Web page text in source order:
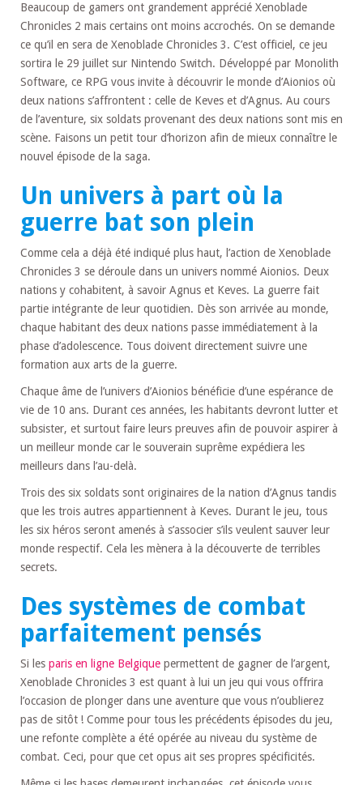
Beaucoup de gamers ont grandement apprécié Xenoblade
Chronicles 2 mais certains ont moins accrochés. On se demande
ce qu’il en sera de Xenoblade Chronicles 3. C’est officiel, ce jeu
sortira le 29 juillet sur Nintendo Switch. Développé par Monolith
Software, ce RPG vous invite à découvrir le monde d’Aionios où
deux nations s’affrontent : celle de Keves et d’Agnus. Au cours
de l’aventure, six soldats provenant des deux nations sont mis en
scène. Faisons un petit tour d’horizon afin de mieux connaître le
nouvel épisode de la saga.
Un univers à part où la
guerre bat son plein
Comme cela a déjà été indiqué plus haut, l’action de Xenoblade
Chronicles 3 se déroule dans un univers nommé Aionios. Deux
nations y cohabitent, à savoir Agnus et Keves. La guerre fait
partie intégrante de leur quotidien. Dès son arrivée au monde,
chaque habitant des deux nations passe immédiatement à la
phase d’adolescence. Tous doivent directement suivre une
formation aux arts de la guerre.
Chaque âme de l’univers d’Aionios bénéficie d’une espérance de
vie de 10 ans. Durant ces années, les habitants devront lutter et
subsister, et surtout faire leurs preuves afin de pouvoir aspirer à
un meilleur monde car le souverain suprême expédiera les
meilleurs dans l’au-delà.
Trois des six soldats sont originaires de la nation d’Agnus tandis
que les trois autres appartiennent à Keves. Durant le jeu, tous
les six héros seront amenés à s’associer s’ils veulent sauver leur
monde respectif. Cela les mènera à la découverte de terribles
secrets.
Des systèmes de combat
parfaitement pensés
Si les paris en ligne Belgique permettent de gagner de l’argent,
Xenoblade Chronicles 3 est quant à lui un jeu qui vous offrira
l’occasion de plonger dans une aventure que vous n’oublierez
pas de sitôt ! Comme pour tous les précédents épisodes du jeu,
une refonte complète a été opérée au niveau du système de
combat. Ceci, pour que cet opus ait ses propres spécificités.